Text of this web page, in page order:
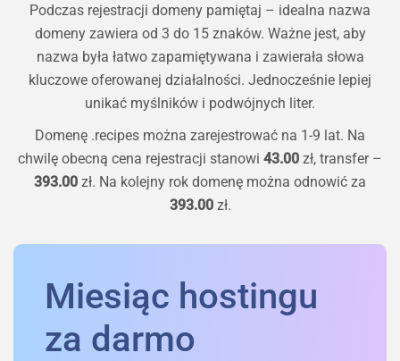
Podczas rejestracji domeny pamiętaj – idealna nazwa
domeny zawiera od 3 do 15 znaków. Ważne jest, aby
nazwa była łatwo zapamiętywana i zawierała słowa
kluczowe oferowanej działalności. Jednocześnie lepiej
unikać myślników i podwójnych liter.
Domenę .recipes można zarejestrować na 1-9 lat. Na
chwilę obecną cena rejestracji stanowi 43.00 zł, transfer –
393.00 zł. Na kolejny rok domenę można odnowić za
393.00zł.
Miesiąc hostingu
za darmo